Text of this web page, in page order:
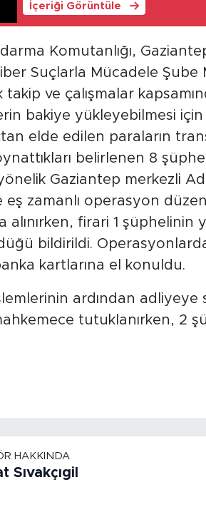
İçeriği Görüntüle
Komutanlığı,
Suçlarla Mücadele
ve çalışmalar
bakiye yükleyebilmesi
elde edilen paraların
belirlenen 8
Gaziantep merkezli
zamanlı operasyon
alınırken, firari 1 şüphelinin
bildirildi.
kartlarına el konuldu.
ardından adliyeye
mahkemece tutuklanırken, 2
HAKKINDA
Sıvakçıgil